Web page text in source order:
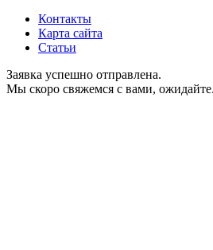
Контакты
Карта сайта
Статьи
Заявка успешно отправлена.
Мы скоро свяжемся с вами, ожидайте.